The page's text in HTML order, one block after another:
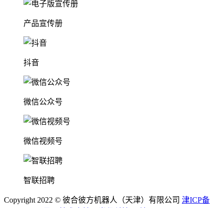
产品宣传册
抖音
微信公众号
微信视频号
智联招聘
Copyright 2022 © 彼合彼方机器人（天津）有限公司 津ICP备